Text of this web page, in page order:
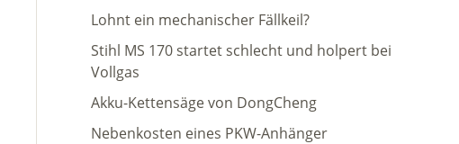
Lohnt ein mechanischer Fällkeil?
Stihl MS 170 startet schlecht und holpert bei
Vollgas
Akku-Kettensäge von DongCheng
Nebenkosten eines PKW-Anhänger